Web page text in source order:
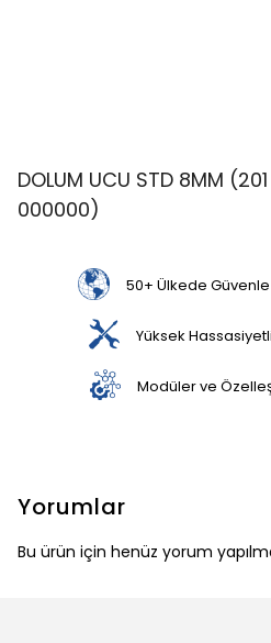
DOLUM UCU STD 8MM (201
000000)
50+ Ülkede Güvenle
Yüksek
Modüler ve
Yorumlar
Bu ürün için henüz yorum